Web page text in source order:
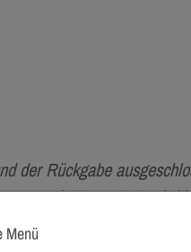
der Rückgabe
nach §25a UStG wird
Menü